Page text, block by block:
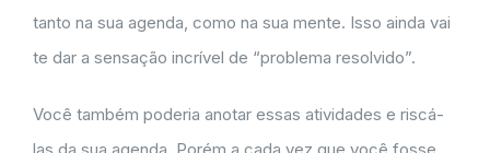
tanto na sua agenda, como na sua mente. Isso ainda vai
te dar a sensação incrível de “problema resolvido”.
Você também poderia anotar essas atividades e riscá-